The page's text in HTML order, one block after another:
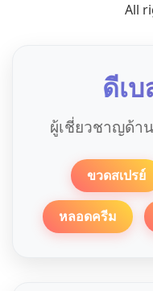
All
ดีเ
ผู้เชี่ยวชาญด้า
ขวดสเปรย์
หลอดครีม